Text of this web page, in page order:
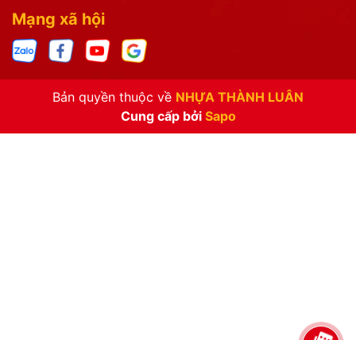
Mạng xã hội
Bản quyền thuộc về NHỰA THÀNH LUÂN
Cung cấp bởi Sapo